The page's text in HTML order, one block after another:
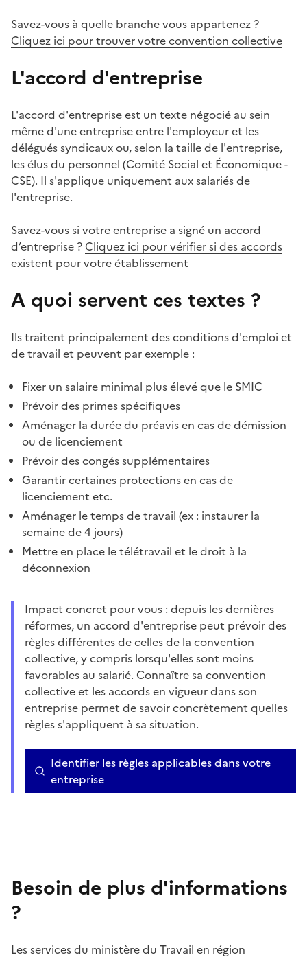
Savez-vous à quelle branche vous appartenez ?
Cliquez ici pour trouver votre convention collective
L'accord d'entreprise
L'accord d'entreprise est un texte négocié au sein
même d'une entreprise entre l'employeur et les
délégués syndicaux ou, selon la taille de l'entreprise,
les élus du personnel (Comité Social et Économique -
CSE). Il s'applique uniquement aux salariés de
l'entreprise.
Savez-vous si votre entreprise a signé un accord
d’entreprise ? Cliquez ici pour vérifier si des accords
existent pour votre établissement
A quoi servent ces textes ?
Ils traitent principalement des conditions d'emploi et
de travail et peuvent par exemple :
Fixer un salaire minimal plus élevé que le SMIC
Prévoir des primes spécifiques
Aménager la durée du préavis en cas de démission
ou de licenciement
Prévoir des congés supplémentaires
Garantir certaines protections en cas de
licenciement etc.
Aménager le temps de travail (ex : instaurer la
semaine de 4 jours)
Mettre en place le télétravail et le droit à la
déconnexion
Impact concret pour vous : depuis les dernières
réformes, un accord d'entreprise peut prévoir des
règles différentes de celles de la convention
collective, y compris lorsqu'elles sont moins
favorables au salarié. Connaître sa convention
collective et les accords en vigueur dans son
entreprise permet de savoir concrètement quelles
règles s'appliquent à sa situation.
Identifier les règles applicables dans votre
entreprise
Besoin de plus d'informations
?
Les services du ministère du Travail en région